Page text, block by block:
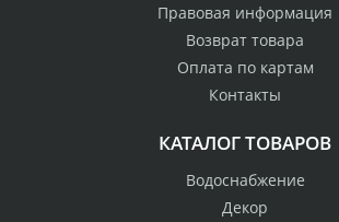
Правовая информация
Возврат товара
Оплата по картам
Контакты
КАТАЛОГ ТОВАРОВ
Водоснабжение
Декор